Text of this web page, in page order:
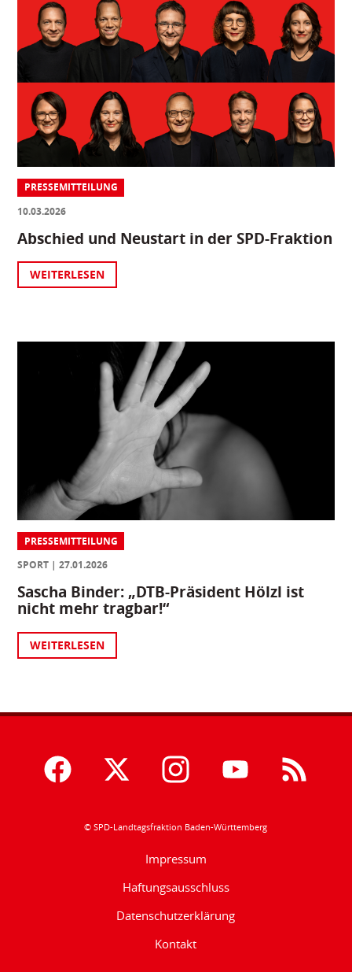
PRESSEMITTEILUNG
10.03.2026
Abschied und Neustart in der SPD-Fraktion
WEITERLESEN
PRESSEMITTEILUNG
SPORT
27.01.2026
Sascha Binder: „DTB-Präsident Hölzl ist
nicht mehr tragbar!“
WEITERLESEN
© SPD-Landtagsfraktion Baden-Württemberg
Impressum
Haftungsausschluss
Datenschutzerklärung
Kontakt